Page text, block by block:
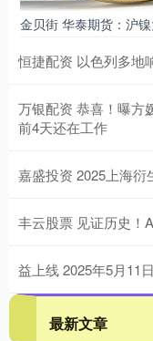
金贝街 华泰期货：沪
恒捷配资 以色列多地
万银配资 恭喜！曝方
前4天还在工作
嘉盛投资 2025上海
丰云股票 见证历史！
益上线 2025年5月11
最新文章